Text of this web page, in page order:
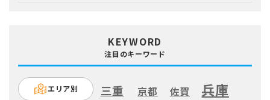
KEYWORD
注目のキーワード
エリア別 三重 京都 佐賀 兵庫